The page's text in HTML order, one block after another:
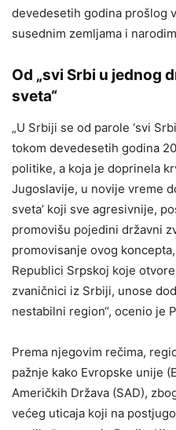
devedesetih godina prošlog
susednim zemljama i
Od „svi Srbi u jednog
sveta“
„U Srbiji se od parole ‘svi
tokom devedesetih godina
politike, a koja je doprinela
Jugoslavije, u novije vreme
sveta’ koji sve agresivnije,
promovišu pojedini državni
promovisanje ovog
Republici Srpskoj koje
zvaničnici iz Srbiji, unose
nestabilni region“, ocenio je
Prema njegovim rečima,
pažnje kako Evropske unije
Američkih Država (SAD),
većeg uticaja koji na